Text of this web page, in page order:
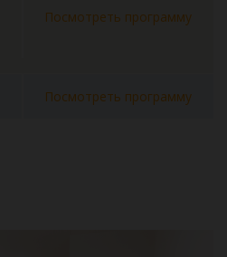
Посмотреть программу
Посмотреть программу